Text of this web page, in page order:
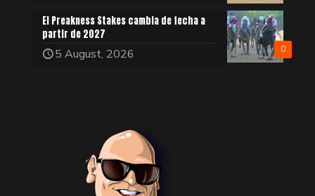
0
El Preakness Stakes cambia de fecha a
partir de 2027
5 August, 2026